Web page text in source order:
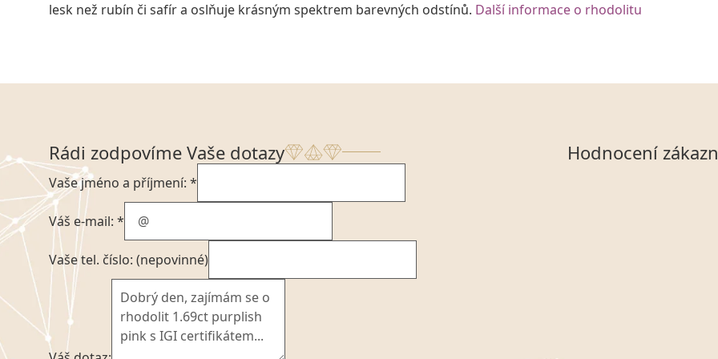
lesk než rubín či safír a oslňuje krásným spektrem barevných odstínů. Další informace o rhodolitu
Rádi zodpovíme Vaše dotazy
Vaše jméno a příjmení: *
Váš e-mail: *
Vaše tel. číslo: (nepovinné)
Hodnocení